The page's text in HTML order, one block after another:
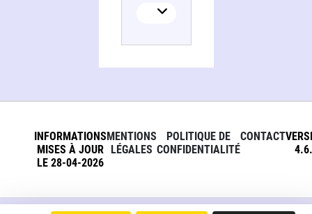
INFORMATIONS
MISES À JOUR
LE 28-04-2026
MENTIONS
LÉGALES
POLITIQUE DE
CONFIDENTIALITÉ
CONTACT